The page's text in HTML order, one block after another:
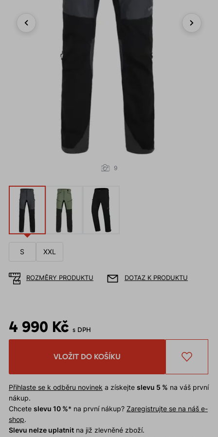
9
S XXL
ROZMĚRY PRODUKTU DOTAZ K PRODUKTU
4 990 Kč s DPH
VLOŽIT DO KOŠÍKU
Přihlaste se k odběru novinek a získejte slevu 5 % na váš první
nákup.
Chcete slevu 10 %* na první nákup? Zaregistrujte se na náš e-
shop.
Slevu nelze uplatnitna již zlevněné zboží.